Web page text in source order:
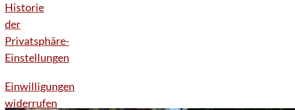
Historie
der
Privatsphäre-
Einstellungen
Einwilligungen
widerrufen